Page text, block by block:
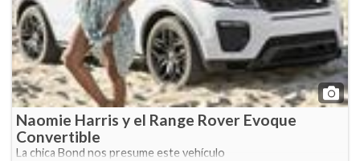
Naomie Harris y el Range Rover Evoque
Convertible
La chica Bond nos presume este vehículo